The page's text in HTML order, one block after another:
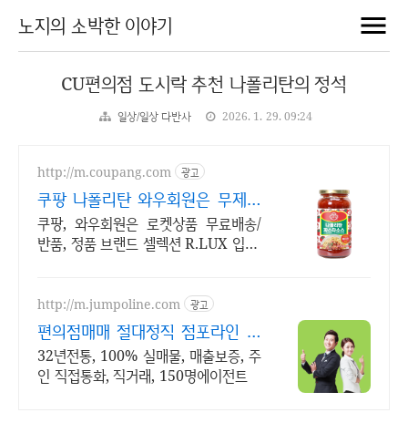
노지의 소박한 이야기
CU편의점 도시락 추천 나폴리탄의 정석
일상/일상 다반사 2026. 1. 29. 09:24
http://m.coupang.com 광고
쿠팡 나폴리탄 와우회원은 무제한
무료배송
쿠팡, 와우회원은 로켓상품 무료배송/
반품, 정품 브랜드 셀렉션 R.LUX 입점.
http://m.jumpoline.com 광고
편의점매매 절대정직 점포라인 빠
른 직거래 & 안전중개거래
32년전통, 100% 실매물, 매출보증, 주
인 직접통화, 직거래, 150명에이전트